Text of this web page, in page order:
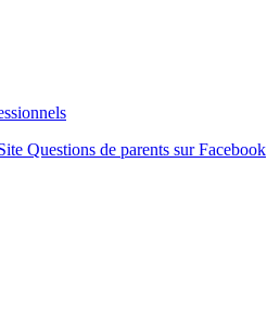
Questions de parents sur Facebook